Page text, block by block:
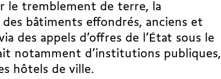
le tremblement de terre, la
bâtiments effondrés, anciens et
des appels d’offres de l’État sous le
notamment d’institutions publiques,
hôtels de ville.